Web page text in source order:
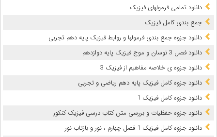
دانلود تمامی فرمولهای فیزیک
جمع بندی کامل فیزیک
دانلود جزوه جمع بندی فرمولها و روابط فیزیک پایه دهم تجربی
دانلود فصل 3 نوسان و موج فیزیک پایه دوازدهم
دانلود جزوه ی خلاصه مفاهیم از فیزیک 3
دانلود جزوه کامل فیزیک پایه دهم ریاضی و تجربی
دانلود جزوه کامل فیزیک 1
دانلود جزوه حفظیات و بررسی متن کتاب درسی فیزیک کنکور
دانلود جزوه کامل فیزیک 1 فصل چهارم ،‌ نور و بازتاب نور